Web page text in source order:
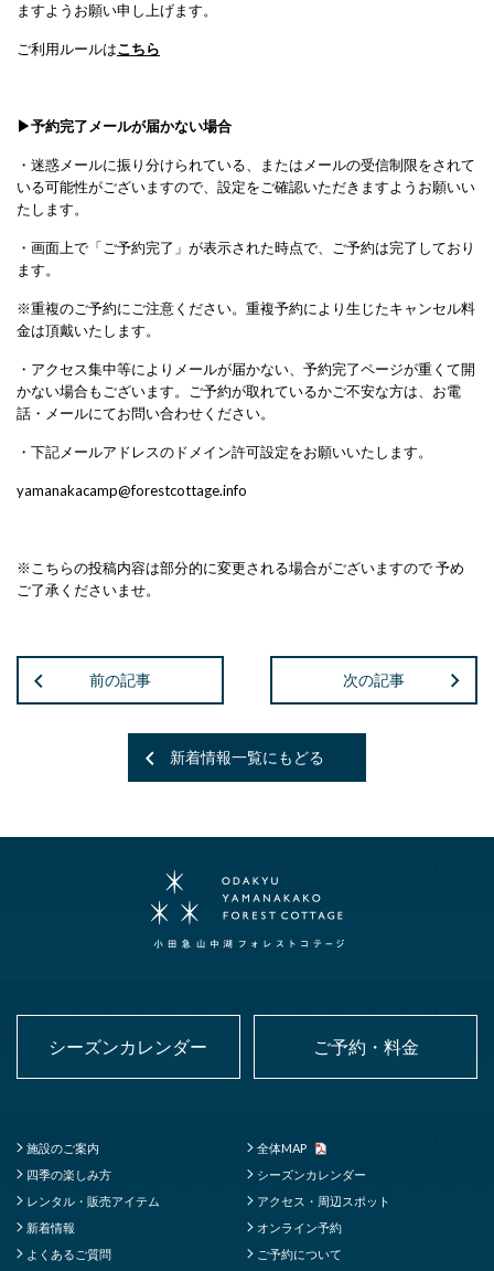
ますようお願い申し上げます。
ご利用ルールはこちら
▶予約完了メールが届かない場合
・迷惑メールに振り分けられている、またはメールの受信制限をされて
いる可能性がございますので、設定をご確認いただきますようお願いい
たします。
・画面上で「ご予約完了」が表示された時点で、ご予約は完了しており
ます。
※重複のご予約にご注意ください。重複予約により生じたキャンセル料
金は頂戴いたします。
・アクセス集中等によりメールが届かない、予約完了ページが重くて開
かない場合もございます。ご予約が取れているかご不安な方は、お電
話・メールにてお問い合わせください。
・下記メールアドレスのドメイン許可設定をお願いいたします。
yamanakacamp@forestcottage.info
※こちらの投稿内容は部分的に変更される場合がございますので 予め
ご了承くださいませ。
前の記事 次の記事
新着情報一覧にもどる
シーズンカレンダー ご予約・料金
施設のご案内
全体MAP
四季の楽しみ方
シーズンカレンダー
レンタル・販売アイテム
アクセス・周辺スポット
新着情報
オンライン予約
よくあるご質問
ご予約について